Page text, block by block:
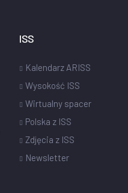
ISS
Kalendarz ARISS
Wysokość ISS
Wirtualny spacer
Polska z ISS
Zdjęcia z ISS
Newsletter